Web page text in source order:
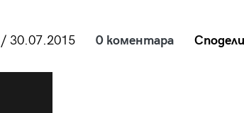
30.07.2015 0 коментара